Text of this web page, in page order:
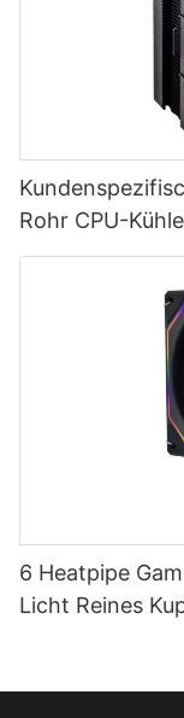
Rohr CPU-
6 Heatpipe
Licht Reines